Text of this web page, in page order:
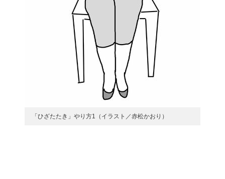
「ひざたたき」やり方1（イラスト／赤松かおり）